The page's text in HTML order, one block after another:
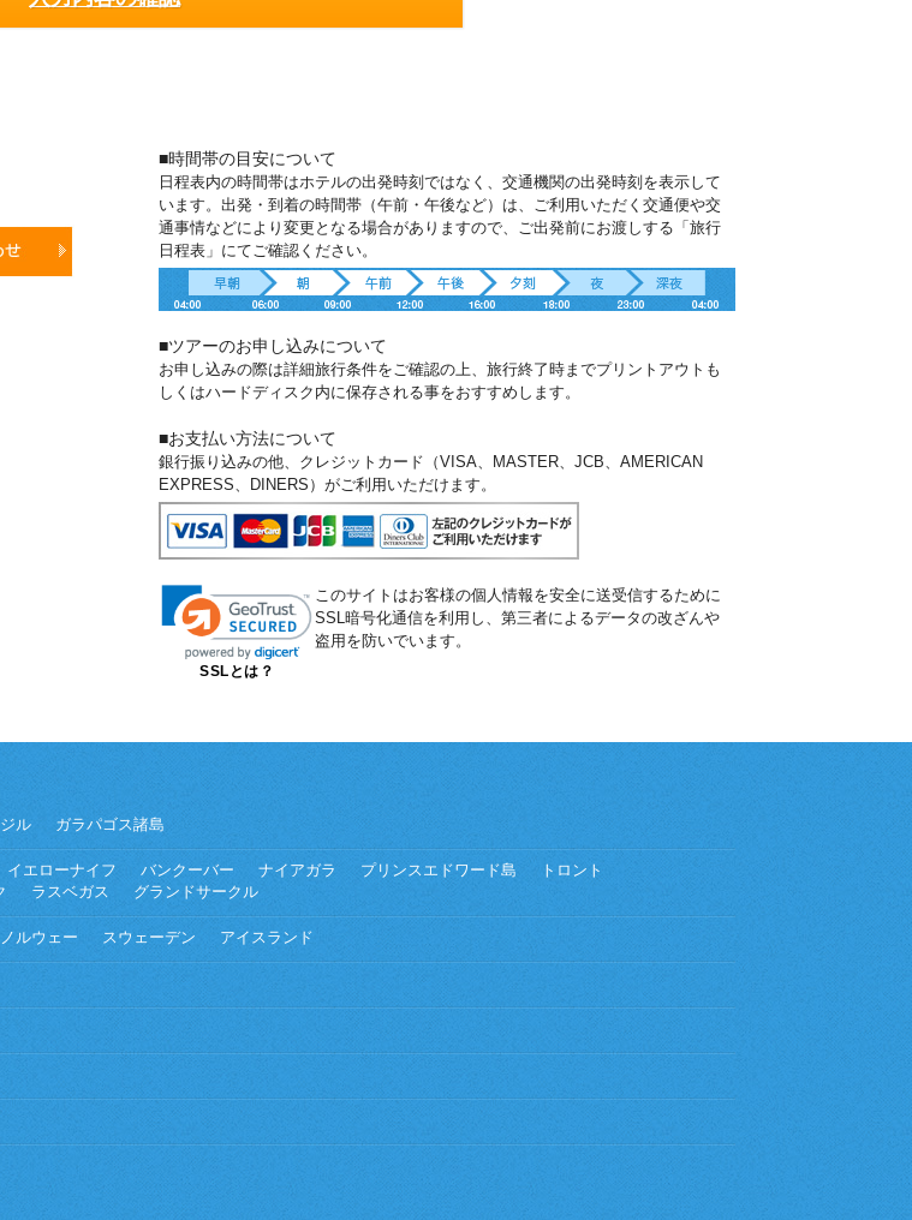
■時間帯の目安について
日程表内の時間帯はホテルの出発時刻ではなく、交通機関の出発時刻を表示して
います。出発・到着の時間帯（午前・午後など）は、ご利用いただく交通便や交
通事情などにより変更となる場合がありますので、ご出発前にお渡しする「旅行
日程表」にてご確認ください。
■ツアーのお申し込みについて
お申し込みの際は詳細旅行条件をご確認の上、旅行終了時までプリントアウトも
しくはハードディスク内に保存される事をおすすめします。
■お支払い方法について
銀行振り込みの他、クレジットカード（VISA、MASTER、JCB、AMERICAN
EXPRESS、DINERS）がご利用いただけます。
SSLとは？
このサイトはお客様の個人情報を安全に送受信するために
SSL暗号化通信を利用し、第三者によるデータの改ざんや
盗用を防いでいます。
ル ガラパゴス諸島
イエローナイフ バンクーバー ナイアガラ プリンスエドワード島
トロント
ラスベガス グランドサークル
ノルウェー スウェーデン アイスランド